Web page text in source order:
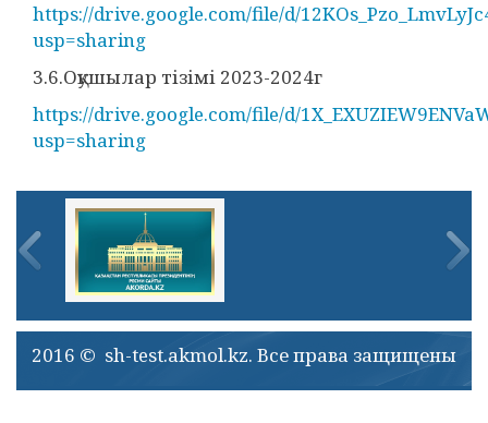
https://drive.google.com/file/d/
usp=sharing
3.6.Оқушылар тізімі 2023-2024г
https://drive.google.com/file/d/
usp=sharing
2016 © sh-test.akmol.kz. Все права защищены